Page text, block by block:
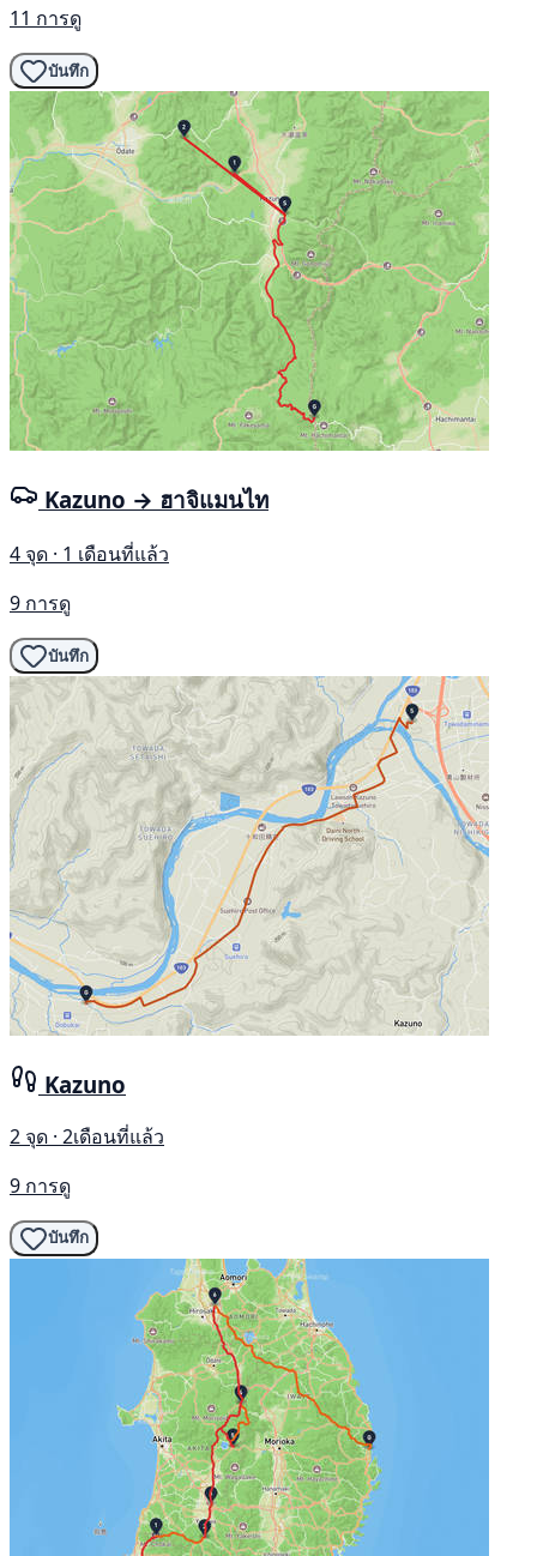
11 การดู
บันทึก
Kazuno → ฮาจิแมนไท
4 จุด · 1 เดือนที่แล้ว
9 การดู
บันทึก
Kazuno
2 จุด · 2เดือนที่แล้ว
9 การดู
บันทึก